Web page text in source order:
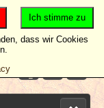
Ich stimme zu
dass wir Cookies